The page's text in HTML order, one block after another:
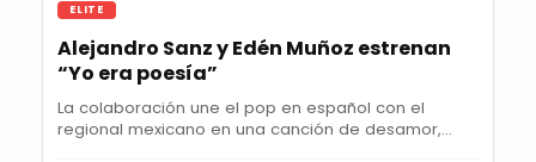
ELITE
Alejandro Sanz y Edén Muñoz estrenan
“Yo era poesía”
La colaboración une el pop en español con el
regional mexicano en una canción de desamor,